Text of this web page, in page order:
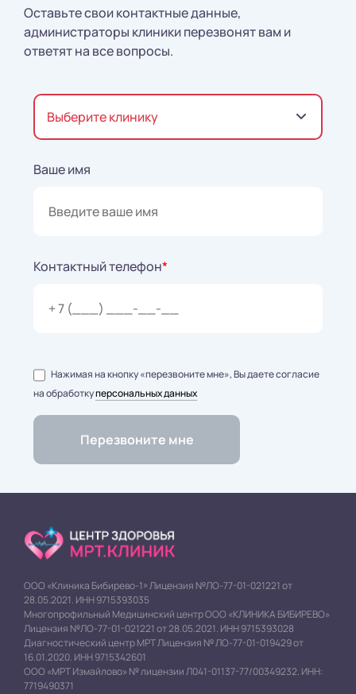
Оставьте свои контактные данные,
администраторы клиники перезвонят вам и
ответят на все вопросы.
Выберите клинику
Ваше имя
Контактный телефон*
Нажимая на кнопку «перезвоните мне», Вы даете согласие
на обработкуперсональных данных
ООО «Клиника Бибирево-1» Лицензия №ЛО-77-01-021221 от
28.05.2021. ИНН 9715393035
Многопрофильный Медицинский центр ООО «КЛИНИКА БИБИРЕВО»
Лицензия №ЛО-77-01-021221 от 28.05.2021. ИНН 9715393028
Диагностический центр МРТ Лицензия № ЛО-77-01-019429 от
16.01.2020. ИНН 9715342601
ООО «МРТ Измайлово» № лицензии Л041-01137-77/00349232. ИНН:
7719490371